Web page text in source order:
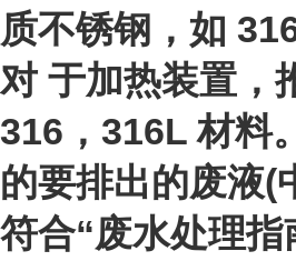
质不锈钢，如
对 于加热装置，
316，316L 材料
的要排出的废液(
符合“废水处理指